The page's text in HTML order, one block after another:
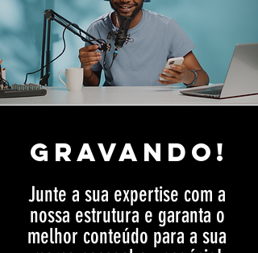
Gravando!
Junte a sua expertise com a
nossa estrutura e garanta o
melhor conteúdo para a sua